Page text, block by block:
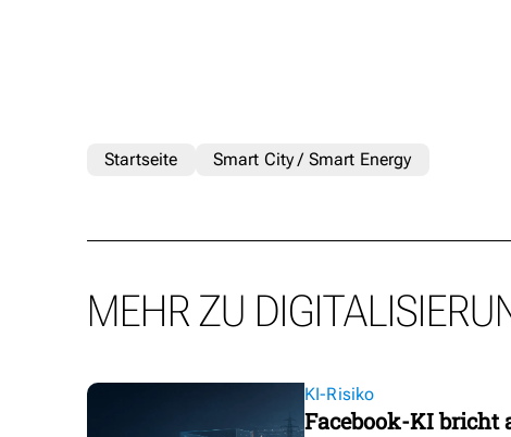
Startseite Smart City / Smart Energy
MEHR ZU
KI-Risiko
Facebook-KI bricht